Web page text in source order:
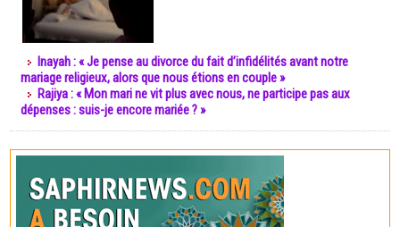
Inayah : « Je pense au divorce du fait d’infidélités avant notre
mariage religieux, alors que nous étions en couple »
Rajiya : « Mon mari ne vit plus avec nous, ne participe pas aux
dépenses : suis-je encore mariée ? »